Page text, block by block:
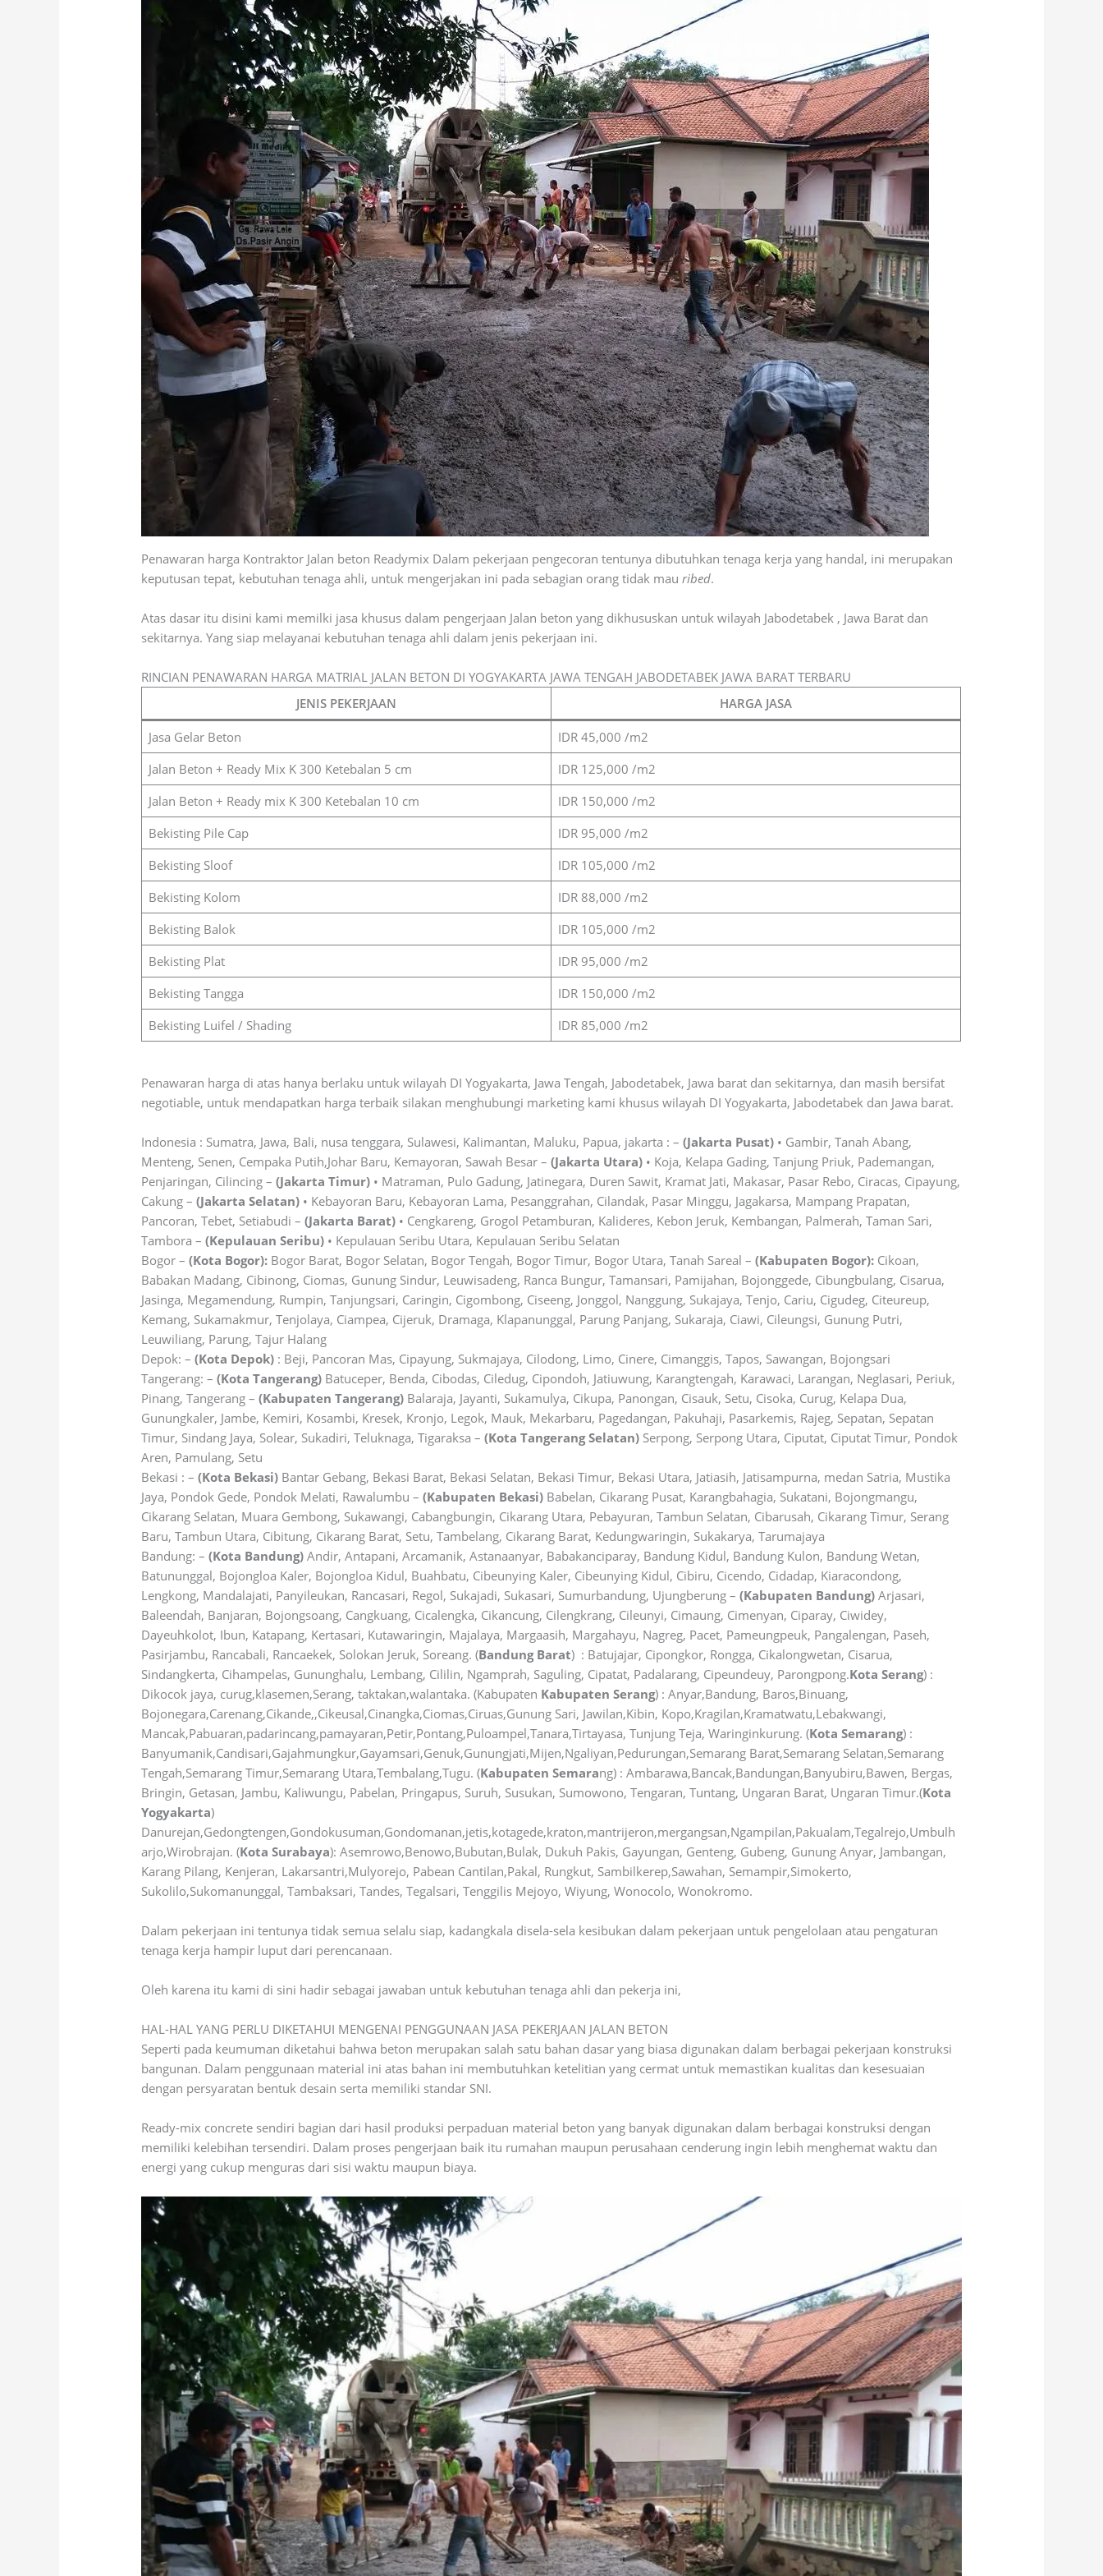
Penawaran harga Kontraktor Jalan beton Readymix Dalam pekerjaan pengecoran tentunya dibutuhkan tenaga kerja yang handal, ini merupakan
keputusan tepat, kebutuhan tenaga ahli, untuk mengerjakan ini pada sebagian orang tidak mauribed.
Atas dasar itu disini kami memilki jasa khusus dalam pengerjaan Jalan beton yang dikhususkan untuk wilayah Jabodetabek , Jawa Barat dan
sekitarnya. Yang siap melayanai kebutuhan tenaga ahli dalam jenis pekerjaan ini.
RINCIAN PENAWARAN HARGA MATRIAL JALAN BETON DI YOGYAKARTA JAWA TENGAH JABODETABEK JAWA BARAT TERBARU
JENIS PEKERJAAN
HARGA JASA
Jasa Gelar Beton
IDR 45,000 /m2
Jalan Beton + Ready Mix K 300 Ketebalan 5 cm
IDR 125,000 /m2
Jalan Beton + Ready mix K 300 Ketebalan 10 cm
IDR 150,000 /m2
Bekisting Pile Cap
IDR 95,000 /m2
Bekisting Sloof
IDR 105,000 /m2
Bekisting Kolom
IDR 88,000 /m2
Bekisting Balok
IDR 105,000 /m2
Bekisting Plat
IDR 95,000 /m2
Bekisting Tangga
IDR 150,000 /m2
Bekisting Luifel / Shading
IDR 85,000 /m2
Penawaran harga di atas hanya berlaku untuk wilayah DI Yogyakarta, Jawa Tengah, Jabodetabek, Jawa barat dan sekitarnya, dan masih bersifat
negotiable, untuk mendapatkan harga terbaik silakan menghubungi marketing kami khusus wilayah DI Yogyakarta, Jabodetabek dan Jawa barat.
Indonesia : Sumatra, Jawa, Bali, nusa tenggara, Sulawesi, Kalimantan, Maluku, Papua, jakarta : –(Jakarta Pusat) • Gambir, Tanah Abang,
Menteng, Senen, Cempaka Putih,Johar Baru, Kemayoran, Sawah Besar –(Jakarta Utara) • Koja, Kelapa Gading, Tanjung Priuk, Pademangan,
Penjaringan, Cilincing –(Jakarta Timur) • Matraman, Pulo Gadung, Jatinegara, Duren Sawit, Kramat Jati, Makasar, Pasar Rebo, Ciracas, Cipayung,
Cakung –(Jakarta Selatan) • Kebayoran Baru, Kebayoran Lama, Pesanggrahan, Cilandak, Pasar Minggu, Jagakarsa, Mampang Prapatan,
Pancoran, Tebet, Setiabudi –(Jakarta Barat) • Cengkareng, Grogol Petamburan, Kalideres, Kebon Jeruk, Kembangan, Palmerah, Taman Sari,
Tambora –(Kepulauan Seribu) • Kepulauan Seribu Utara, Kepulauan Seribu Selatan
Bogor –(Kota Bogor): Bogor Barat, Bogor Selatan, Bogor Tengah, Bogor Timur, Bogor Utara, Tanah Sareal –(Kabupaten Bogor): Cikoan,
Babakan Madang, Cibinong, Ciomas, Gunung Sindur, Leuwisadeng, Ranca Bungur, Tamansari, Pamijahan, Bojonggede, Cibungbulang, Cisarua,
Jasinga, Megamendung, Rumpin, Tanjungsari, Caringin, Cigombong, Ciseeng, Jonggol, Nanggung, Sukajaya, Tenjo, Cariu, Cigudeg, Citeureup,
Kemang, Sukamakmur, Tenjolaya, Ciampea, Cijeruk, Dramaga, Klapanunggal, Parung Panjang, Sukaraja, Ciawi, Cileungsi, Gunung Putri,
Leuwiliang, Parung, Tajur Halang
Depok: –(Kota Depok) : Beji, Pancoran Mas, Cipayung, Sukmajaya, Cilodong, Limo, Cinere, Cimanggis, Tapos, Sawangan, Bojongsari
Tangerang: –(Kota Tangerang) Batuceper, Benda, Cibodas, Ciledug, Cipondoh, Jatiuwung, Karangtengah, Karawaci, Larangan, Neglasari, Periuk,
Pinang, Tangerang –(Kabupaten Tangerang) Balaraja, Jayanti, Sukamulya, Cikupa, Panongan, Cisauk, Setu, Cisoka, Curug, Kelapa Dua,
Gunungkaler, Jambe, Kemiri, Kosambi, Kresek, Kronjo, Legok, Mauk, Mekarbaru, Pagedangan, Pakuhaji, Pasarkemis, Rajeg, Sepatan, Sepatan
Timur, Sindang Jaya, Solear, Sukadiri, Teluknaga, Tigaraksa –(Kota Tangerang Selatan) Serpong, Serpong Utara, Ciputat, Ciputat Timur, Pondok
Aren, Pamulang, Setu
Bekasi : –(Kota Bekasi) Bantar Gebang, Bekasi Barat, Bekasi Selatan, Bekasi Timur, Bekasi Utara, Jatiasih, Jatisampurna, medan Satria, Mustika
Jaya, Pondok Gede, Pondok Melati, Rawalumbu –(Kabupaten Bekasi) Babelan, Cikarang Pusat, Karangbahagia, Sukatani, Bojongmangu,
Cikarang Selatan, Muara Gembong, Sukawangi, Cabangbungin, Cikarang Utara, Pebayuran, Tambun Selatan, Cibarusah, Cikarang Timur, Serang
Baru, Tambun Utara, Cibitung, Cikarang Barat, Setu, Tambelang, Cikarang Barat, Kedungwaringin, Sukakarya, Tarumajaya
Bandung: –(Kota Bandung) Andir, Antapani, Arcamanik, Astanaanyar, Babakanciparay, Bandung Kidul, Bandung Kulon, Bandung Wetan,
Batununggal, Bojongloa Kaler, Bojongloa Kidul, Buahbatu, Cibeunying Kaler, Cibeunying Kidul, Cibiru, Cicendo, Cidadap, Kiaracondong,
Lengkong, Mandalajati, Panyileukan, Rancasari, Regol, Sukajadi, Sukasari, Sumurbandung, Ujungberung –(Kabupaten Bandung) Arjasari,
Baleendah, Banjaran, Bojongsoang, Cangkuang, Cicalengka, Cikancung, Cilengkrang, Cileunyi, Cimaung, Cimenyan, Ciparay, Ciwidey,
Dayeuhkolot, Ibun, Katapang, Kertasari, Kutawaringin, Majalaya, Margaasih, Margahayu, Nagreg, Pacet, Pameungpeuk, Pangalengan, Paseh,
Pasirjambu, Rancabali, Rancaekek, Solokan Jeruk, Soreang. (Bandung Barat) : Batujajar, Cipongkor, Rongga, Cikalongwetan, Cisarua,
Sindangkerta, Cihampelas, Gununghalu, Lembang, Cililin, Ngamprah, Saguling, Cipatat, Padalarang, Cipeundeuy, Parongpong.Kota Serang) :
Dikocok jaya, curug,klasemen,Serang, taktakan,walantaka. (Kabupaten Kabupaten Serang) : Anyar,Bandung, Baros,Binuang,
Bojonegara,Carenang,Cikande,,Cikeusal,Cinangka,Ciomas,Ciruas,Gunung Sari, Jawilan,Kibin, Kopo,Kragilan,Kramatwatu,Lebakwangi,
Mancak,Pabuaran,padarincang,pamayaran,Petir,Pontang,Puloampel,Tanara,Tirtayasa, Tunjung Teja, Waringinkurung. (Kota Semarang) :
Banyumanik,Candisari,Gajahmungkur,Gayamsari,Genuk,Gunungjati,Mijen,Ngaliyan,Pedurungan,Semarang Barat,Semarang Selatan,Semarang
Tengah,Semarang Timur,Semarang Utara,Tembalang,Tugu. (Kabupaten Semarang) : Ambarawa,Bancak,Bandungan,Banyubiru,Bawen, Bergas,
Bringin, Getasan, Jambu, Kaliwungu, Pabelan, Pringapus, Suruh, Susukan, Sumowono, Tengaran, Tuntang, Ungaran Barat, Ungaran Timur.(Kota
Yogyakarta)
Danurejan,Gedongtengen,Gondokusuman,Gondomanan,jetis,kotagede,kraton,mantrijeron,mergangsan,Ngampilan,Pakualam,Tegalrejo,Umbulh
arjo,Wirobrajan. (Kota Surabaya): Asemrowo,Benowo,Bubutan,Bulak, Dukuh Pakis, Gayungan, Genteng, Gubeng, Gunung Anyar, Jambangan,
Karang Pilang, Kenjeran, Lakarsantri,Mulyorejo, Pabean Cantilan,Pakal, Rungkut, Sambilkerep,Sawahan, Semampir,Simokerto,
Sukolilo,Sukomanunggal, Tambaksari, Tandes, Tegalsari, Tenggilis Mejoyo, Wiyung, Wonocolo, Wonokromo.
Dalam pekerjaan ini tentunya tidak semua selalu siap, kadangkala disela-sela kesibukan dalam pekerjaan untuk pengelolaan atau pengaturan
tenaga kerja hampir luput dari perencanaan.
Oleh karena itu kami di sini hadir sebagai jawaban untuk kebutuhan tenaga ahli dan pekerja ini,
HAL-HAL YANG PERLU DIKETAHUI MENGENAI PENGGUNAAN JASA PEKERJAAN JALAN BETON
Seperti pada keumuman diketahui bahwa beton merupakan salah satu bahan dasar yang biasa digunakan dalam berbagai pekerjaan konstruksi
bangunan. Dalam penggunaan material ini atas bahan ini membutuhkan ketelitian yang cermat untuk memastikan kualitas dan kesesuaian
dengan persyaratan bentuk desain serta memiliki standar SNI.
Ready-mix concrete sendiri bagian dari hasil produksi perpaduan material beton yang banyak digunakan dalam berbagai konstruksi dengan
memiliki kelebihan tersendiri. Dalam proses pengerjaan baik itu rumahan maupun perusahaan cenderung ingin lebih menghemat waktu dan
energi yang cukup menguras dari sisi waktu maupun biaya.